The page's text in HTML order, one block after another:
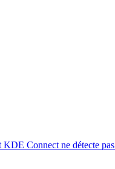
KDE Connect ne détecte pas